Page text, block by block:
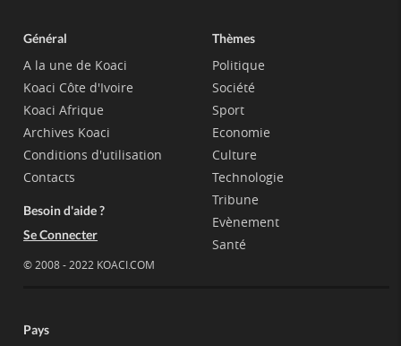
Général
A la une de Koaci
Koaci Côte d'Ivoire
Koaci Afrique
Archives Koaci
Conditions d'utilisation
Contacts
Besoin d'aide ?
Se Connecter
© 2008 - 2022 KOACI.COM
Thèmes
Politique
Société
Sport
Economie
Culture
Technologie
Tribune
Evènement
Santé
Pays